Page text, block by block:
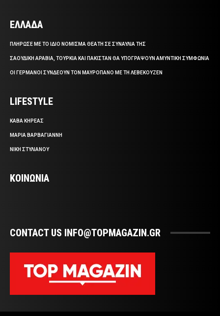
ΕΛΛΑΔΑ
ΠΛΗΡΩΣΕ ΜΕ ΤΟ ΙΔΙΟ ΝΟΜΙΣΜΑ ΘΕΑΤΗ ΣΕ ΣΥΝΑΥΛΙΑ ΤΗΣ
ΣΑΟΥΔΙΚΗ ΑΡΑΒΙΑ, ΤΟΥΡΚΙΑ ΚΑΙ ΠΑΚΙΣΤΑΝ ΘΑ ΥΠΟΓΡΑΨΟΥΝ ΑΜΥΝΤΙΚΗ ΣΥΜΦΩΝΙΑ
ΟΙ ΓΕΡΜΑΝΟΙ ΣΥΝΔΕΟΥΝ ΤΟΝ ΜΑΥΡΟΠΑΝΟ ΜΕ ΤΗ ΛΕΒΕΚΟΥΖΕΝ
LIFESTYLE
ΚΑΒΑ ΚΗΡΕΑΣ
ΜΑΡΙΑ ΒΑΡΒΑΓΙΑΝΝΗ
ΝΙΚΗ ΣΤΥΛΙΑΝΟΥ
ΚΟΙΝΩΝΙΑ
CONTACT US INFO@TOPMAGAZIN.GR